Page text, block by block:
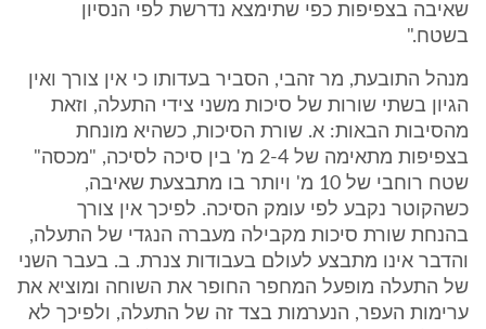
שאיבה בצפיפות כפי שתימצא נדרשת לפי הנסיון
בשטח."
מנהל התובעת, מר זהבי, הסביר בעדותו כי אין צורך ואין
הגיון בשתי שורות של סיכות משני צידי התעלה, וזאת
מהסיבות הבאות: א. שורת הסיכות, כשהיא מונחת
בצפיפות מתאימה של 2-4 מ' בין סיכה לסיכה, "מכסה"
שטח רוחבי של 10 מ' ויותר בו מתבצעת שאיבה,
כשהקוטר נקבע לפי עומק הסיכה. לפיכך אין צורך
בהנחת שורת סיכות מקבילה מעברה הנגדי של התעלה,
והדבר אינו מתבצע לעולם בעבודות צנרת. ב. בעבר השני
של התעלה מופעל המחפר החופר את השוחה ומוציא את
ערימות העפר, הנערמות בצד זה של התעלה, ולפיכך לא